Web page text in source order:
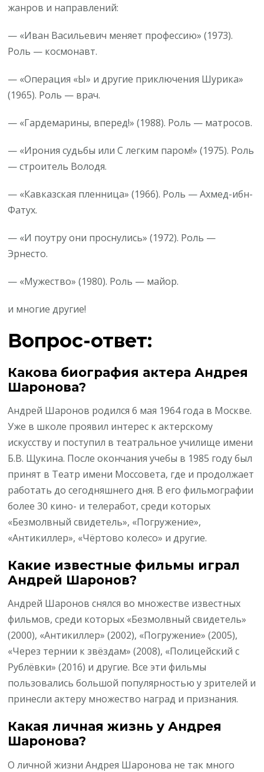
жанров и направлений:
— «Иван Васильевич меняет профессию» (1973).
Роль — космонавт.
— «Операция «Ы» и другие приключения Шурика»
(1965). Роль — врач.
— «Гардемарины, вперед!» (1988). Роль — матросов.
— «Ирония судьбы или С легким паром!» (1975). Роль
— строитель Володя.
— «Кавказская пленница» (1966). Роль — Ахмед-ибн-
Фатух.
— «И поутру они проснулись» (1972). Роль —
Эрнесто.
— «Мужество» (1980). Роль — майор.
и многие другие!
Вопрос-ответ:
Какова биография актера Андрея
Шаронова?
Андрей Шаронов родился 6 мая 1964 года в Москве.
Уже в школе проявил интерес к актерскому
искусству и поступил в театральное училище имени
Б.В. Щукина. После окончания учебы в 1985 году был
принят в Театр имени Моссовета, где и продолжает
работать до сегодняшнего дня. В его фильмографии
более 30 кино- и телеработ, среди которых
«Безмолвный свидетель», «Погружение»,
«Антикиллер», «Чёртово колесо» и другие.
Какие известные фильмы играл
Андрей Шаронов?
Андрей Шаронов снялся во множестве известных
фильмов, среди которых «Безмолвный свидетель»
(2000), «Антикиллер» (2002), «Погружение» (2005),
«Через тернии к звёздам» (2008), «Полицейский с
Рублёвки» (2016) и другие. Все эти фильмы
пользовались большой популярностью у зрителей и
принесли актеру множество наград и признания.
Какая личная жизнь у Андрея
Шаронова?
О личной жизни Андрея Шаронова не так много